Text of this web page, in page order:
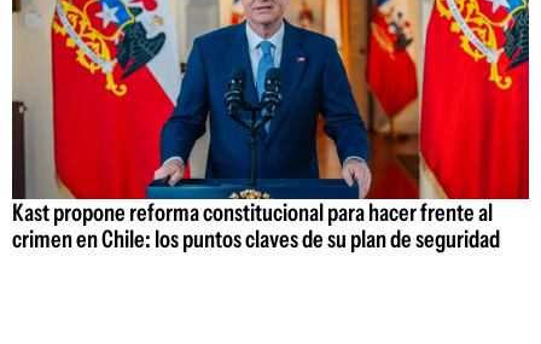
Kast propone reforma constitucional para hacer frente al
crimen en Chile: los puntos claves de su plan de seguridad